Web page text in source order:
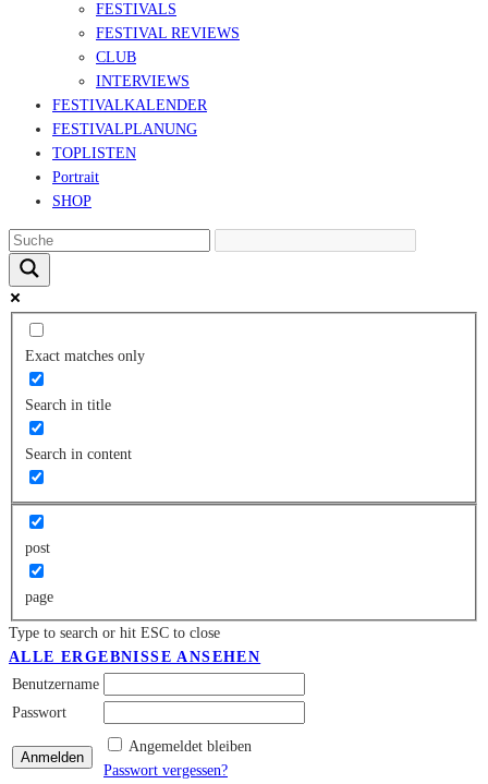
FESTIVALS
FESTIVAL REVIEWS
CLUB
INTERVIEWS
FESTIVALKALENDER
FESTIVALPLANUNG
TOPLISTEN
Portrait
SHOP
Exact matches only
Search in title
Search in content
post
page
Type to search or hit ESC to close
ALLE ERGEBNISSE ANSEHEN
Benutzername
Passwort
Angemeldet bleiben
Passwort vergessen?